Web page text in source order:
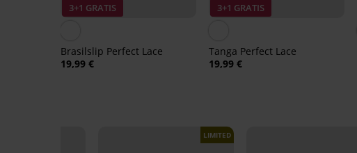
3+1 GRATIS
Brasilslip Perfect Lace
19,99 €
3+1 GRATIS
Tanga Perfect Lace
19,99 €
LIMITED